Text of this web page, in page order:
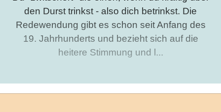
den Durst trinkst - also dich betrinkst. Die
Redewendung gibt es schon seit Anfang des
19. Jahrhunderts und bezieht sich auf die
heitere Stimmung und l...